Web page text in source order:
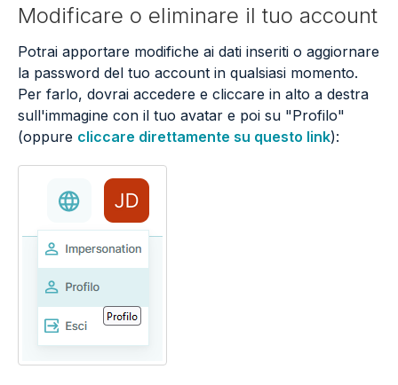
Modificare o eliminare il tuo account
Potrai apportare modifiche ai dati inseriti o aggiornare
la password del tuo account in qualsiasi momento.
Per farlo, dovrai accedere e cliccare in alto a destra
sull'immagine con il tuo avatar e poi su "Profilo"
(oppure cliccare direttamente su questo link):